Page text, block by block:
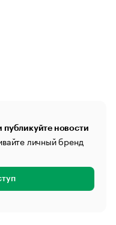
публикуйте новости
личный бренд